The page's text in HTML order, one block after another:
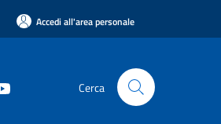
Accedi all'area personale
Cerca